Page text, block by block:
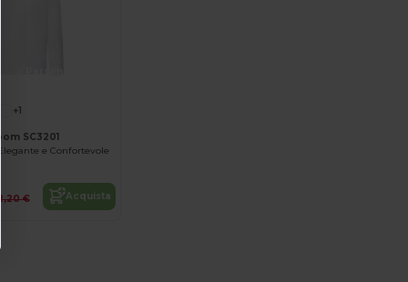
+1
SC3201
e Confortevole
€ Acquista